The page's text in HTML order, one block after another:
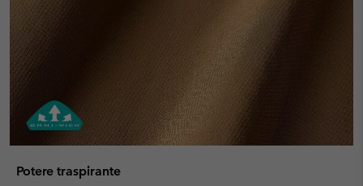
Potere traspirante